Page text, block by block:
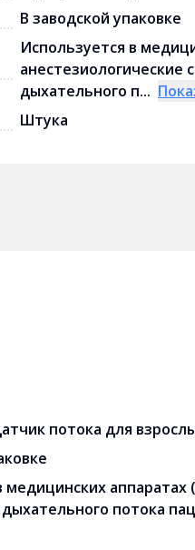
В заводской упаковке
Используется в
анестезиологические
дыхательного п...
Штука
потока для
медицинских
потока